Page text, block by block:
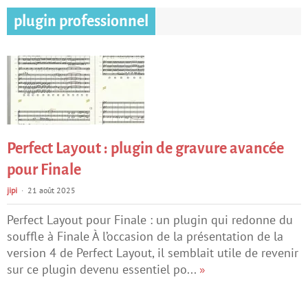
plugin professionnel
Perfect Layout : plugin de gravure avancée
pour Finale
jipi 21 août 2025
Perfect Layout pour Finale : un plugin qui redonne du
souffle à Finale À l’occasion de la présentation de la
version 4 de Perfect Layout, il semblait utile de revenir
sur ce plugin devenu essentiel po... »